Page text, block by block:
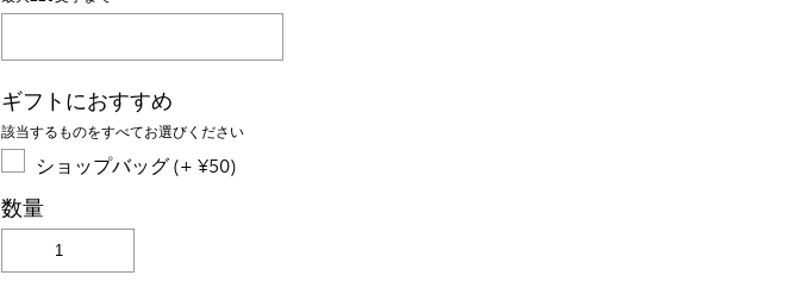
ギフトにおすすめ
該当するものをすべてお選びください
ショップバッグ (+ ¥50)
数量